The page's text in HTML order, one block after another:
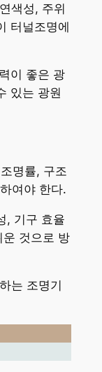
색성, 주위
터널조명에
이 좋은 광
있는 광원
명률, 구조
여야 한다.
, 기구 효율
것으로 방
는 조명기